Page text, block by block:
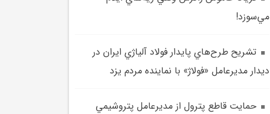
مي‌سوزد!
تشريح طرح‌هاي پايدار فولاد آلياژي ايران در
ديدار مديرعامل «فولاژ» با نماينده مردم يزد
حمايت قاطع پترول از مديرعامل پتروشيمي